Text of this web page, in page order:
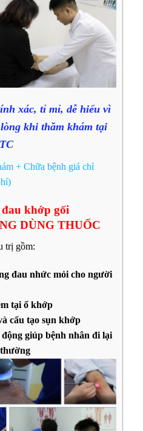
xác, tỉ mỉ, dễ hiểu vì
khi thăm khám tại
+ Chữa bệnh giá chỉ
khớp gối
DÙNG THUỐC
trị gồm:
đau nhức mỏi cho người
tại ổ khớp
cấu tạo sụn khớp
giúp bệnh nhân đi lại